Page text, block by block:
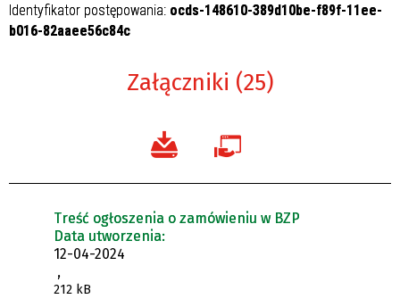
Identyfikator postępowania: ocds-148610-389d10be-f89f-11ee-
b016-82aaee56c84c
Załączniki (25)
Treść ogłoszenia o zamówieniu w BZP
Data utworzenia:
12-04-2024
,
212 kB